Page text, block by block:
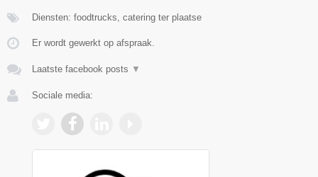
Diensten: foodtrucks, catering ter plaatse
Er wordt gewerkt op afspraak.
Laatste facebook posts ▼
Sociale media: